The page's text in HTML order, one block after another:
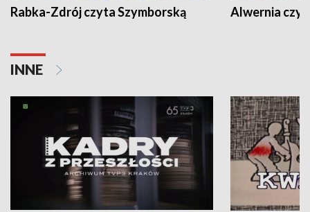
Rabka-Zdrój czyta Szymborską Alwernia
INNE